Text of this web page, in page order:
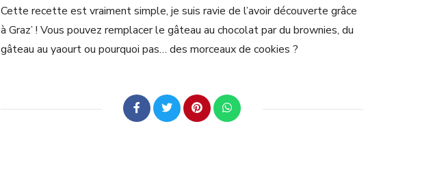
Cette recette est vraiment simple, je suis ravie de l’avoir découverte grâce
à Graz’ ! Vous pouvez remplacer le gâteau au chocolat par du brownies, du
gâteau au yaourt ou pourquoi pas… des morceaux de cookies ?